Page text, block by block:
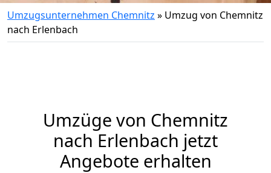
Umzugsunternehmen Chemnitz » Umzug von Chemnitz
nach Erlenbach
Umzüge von Chemnitz
nach Erlenbach jetzt
Angebote erhalten